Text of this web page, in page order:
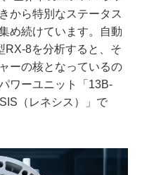
から特別なステータス
め続けています。自動
RX-8を分析すると、そ
ーの核となっているの
ワーユニット「13B-
（レネシス）」で